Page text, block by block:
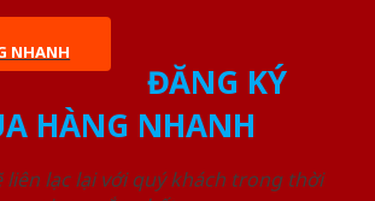
NHANH
ĐĂNG KÝ
HÀNG NHANH
liên lạc lại với quý khách trong thời